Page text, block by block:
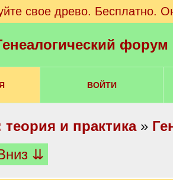
свое древо. Бесплатно.
ВОЙТИ
теория и практика»
⇊